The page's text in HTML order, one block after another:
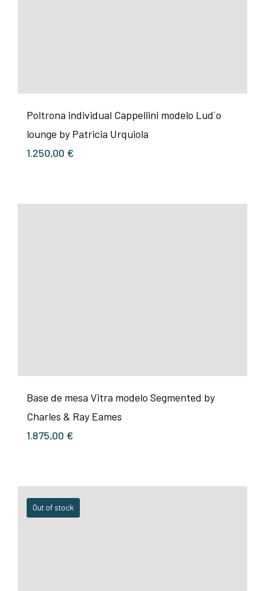
Poltrona individual Cappellini modelo Lud´o
lounge by Patricia Urquiola
1.250,00 €
Base de mesa Vitra modelo Segmented by
Charles & Ray Eames
1.875,00 €
Out of stock